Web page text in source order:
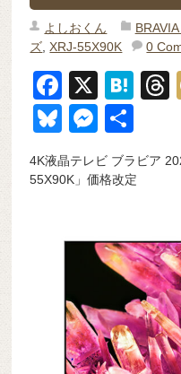
よしおくん
ズ ,XRJ-55X90K 0
F
a
c
e
X
H
n
Bl
u
e
y
M
e
ss
n
g
有
4K液晶テレビ ブラビア
55X90K」価格改定